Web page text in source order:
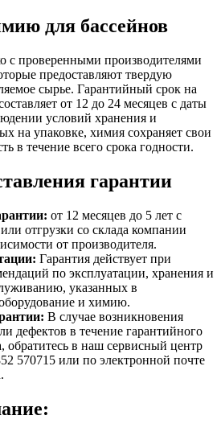
для бассейнов
с проверенными производителями
предоставляют твердую
сырье. Гарантийный срок на
от 12 до 24 месяцев с даты
условий хранения и
на упаковке, химия сохраняет свои
в течение всего срока годности.
гарантии
от 12 месяцев до 5 лет с
отгрузки со склада компании
от производителя.
Гарантия действует при
по эксплуатации, хранения и
указанных в
и химию.
В случае возникновения
дефектов в течение гарантийного
обратитесь в наш сервисный центр
570715 или по электронной почте